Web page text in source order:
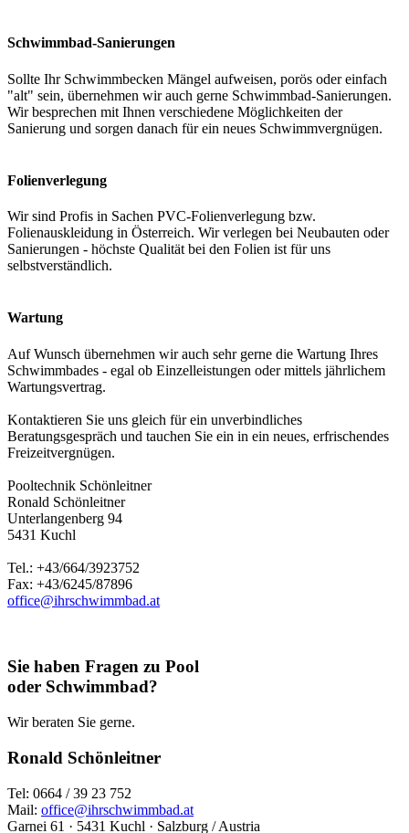
Schwimmbad-Sanierungen
Sollte Ihr Schwimmbecken Mängel aufweisen, porös oder einfach
"alt" sein, übernehmen wir auch gerne Schwimmbad-Sanierungen.
Wir besprechen mit Ihnen verschiedene Möglichkeiten der
Sanierung und sorgen danach für ein neues Schwimmvergnügen.
Folienverlegung
Wir sind Profis in Sachen PVC-Folienverlegung bzw.
Folienauskleidung in Österreich. Wir verlegen bei Neubauten oder
Sanierungen - höchste Qualität bei den Folien ist für uns
selbstverständlich.
Wartung
Auf Wunsch übernehmen wir auch sehr gerne die Wartung Ihres
Schwimmbades - egal ob Einzelleistungen oder mittels jährlichem
Wartungsvertrag.
Kontaktieren Sie uns gleich für ein unverbindliches
Beratungsgespräch und tauchen Sie ein in ein neues, erfrischendes
Freizeitvergnügen.
Pooltechnik Schönleitner
Ronald Schönleitner
Unterlangenberg 94
5431 Kuchl
Tel.: +43/664/3923752
Fax: +43/6245/87896
office@ihrschwimmbad.at
Sie haben Fragen zu Pool
oder Schwimmbad?
Wir beraten Sie gerne.
Ronald Schönleitner
Tel: 0664 / 39 23 752
Mail: office@ihrschwimmbad.at
Garnei 61 · 5431 Kuchl · Salzburg / Austria